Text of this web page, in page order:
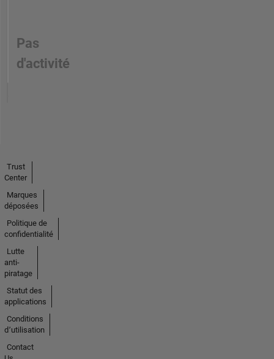
Pas
d'activité
Trust
Center
Marques
déposées
Politique de
confidentialité
Lutte
anti-
piratage
Statut des
applications
Conditions
d՚utilisation
Contact